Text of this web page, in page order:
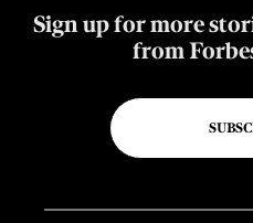
Sign up for more
from